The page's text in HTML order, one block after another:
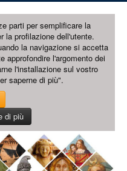
parti per semplificare la
la profilazione dell'utente.
la navigazione si accetta
approfondire l'argomento dei
l'installazione sul vostro
saperne di più".
di più